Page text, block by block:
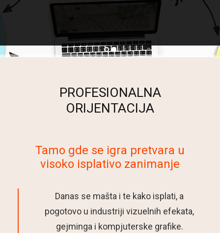
PROFESIONALNA
ORIJENTACIJA
Tamo gde se igra pretvara u
visoko isplativo zanimanje
Danas se mašta i te kako isplati, a
pogotovo u industriji vizuelnih efekata,
gejminga i kompjuterske grafike.